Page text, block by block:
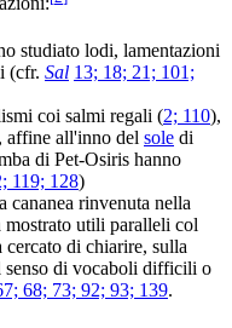
studiato lodi, lamentazioni
(cfr. Sal 13; 18; 21; 101;
coi salmi regali (2; 110),
, affine all'inno del sole di
di Pet-Osiris hanno
119; 128)
cananea rinvenuta nella
mostrato utili paralleli col
di chiarire, sulla
senso di vocaboli difficili o
68; 73; 92; 93; 139.